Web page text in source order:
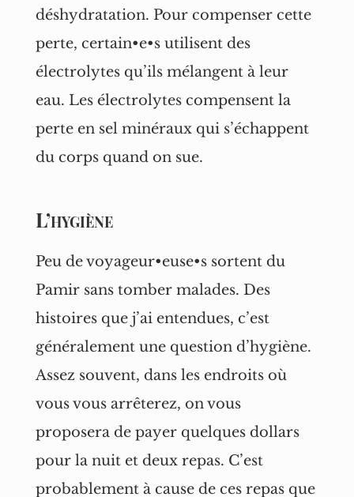
déshydratation. Pour compenser cette
perte, certain•e•s utilisent des
électrolytes qu’ils mélangent à leur
eau. Les électrolytes compensent la
perte en sel minéraux qui s’échappent
du corps quand on sue.
L’hygiène
Peu de voyageur•euse•s sortent du
Pamir sans tomber malades. Des
histoires que j’ai entendues, c’est
généralement une question d’hygiène.
Assez souvent, dans les endroits où
vous vous arrêterez, on vous
proposera de payer quelques dollars
pour la nuit et deux repas. C’est
probablement à cause de ces repas que